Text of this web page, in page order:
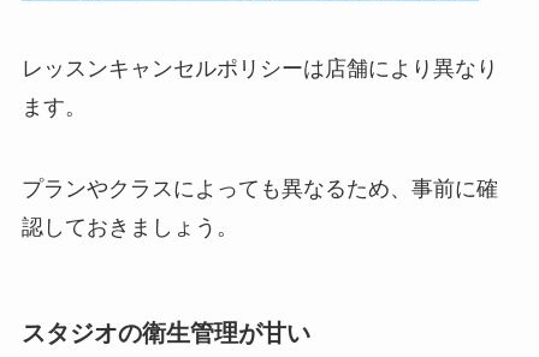
レッスンキャンセルポリシーは店舗により異なり
ます。
プランやクラスによっても異なるため、事前に確
認しておきましょう。
スタジオの衛生管理が甘い